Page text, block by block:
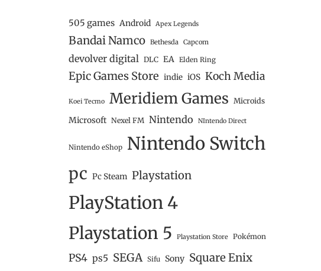
505 games Android Apex Legends
Bandai Namco Bethesda Capcom
devolver digital DLC EA Elden Ring
Epic Games Store indie iOS Koch Media
Koei Tecmo Meridiem Games Microids
Microsoft Nexel FM Nintendo NIntendo Direct
Nintendo eShop Nintendo Switch
pc Pc Steam Playstation
PlayStation 4
Playstation 5 Playstation Store Pokémon
PS4 ps5 SEGA Sifu Sony Square Enix